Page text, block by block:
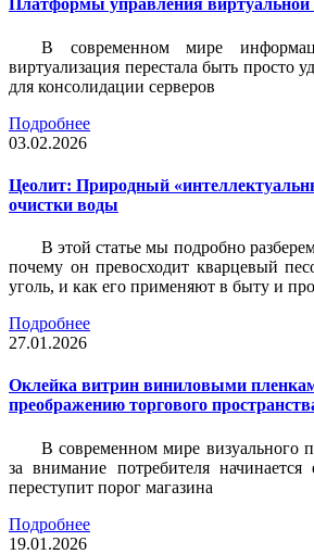
Платформы управления
В современном мире
виртуализация перестала быть просто
для консолидации серверов
Подробнее
03.02.2026
Цеолит: Природный
очистки воды
В этой статье мы подробно
почему он превосходит кварцевый
уголь, и как его применяют в быту и
Подробнее
27.01.2026
Оклейка витрин виниловыми
преображению торгового
В современном мире визуального
за внимание потребителя
переступит порог магазина
Подробнее
19.01.2026